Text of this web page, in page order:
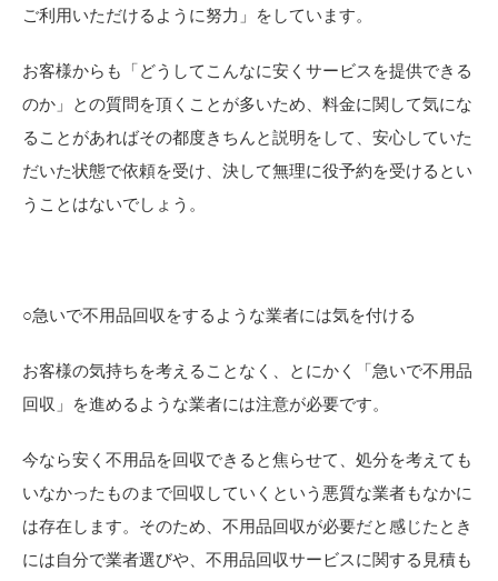
ご利用いただけるように努力」をしています。
お客様からも「どうしてこんなに安くサービスを提供できる
のか」との質問を頂くことが多いため、料金に関して気にな
ることがあればその都度きちんと説明をして、安心していた
だいた状態で依頼を受け、決して無理に役予約を受けるとい
うことはないでしょう。
○急いで不用品回収をするような業者には気を付ける
お客様の気持ちを考えることなく、とにかく「急いで不用品
回収」を進めるような業者には注意が必要です。
今なら安く不用品を回収できると焦らせて、処分を考えても
いなかったものまで回収していくという悪質な業者もなかに
は存在します。そのため、不用品回収が必要だと感じたとき
には自分で業者選びや、不用品回収サービスに関する見積も